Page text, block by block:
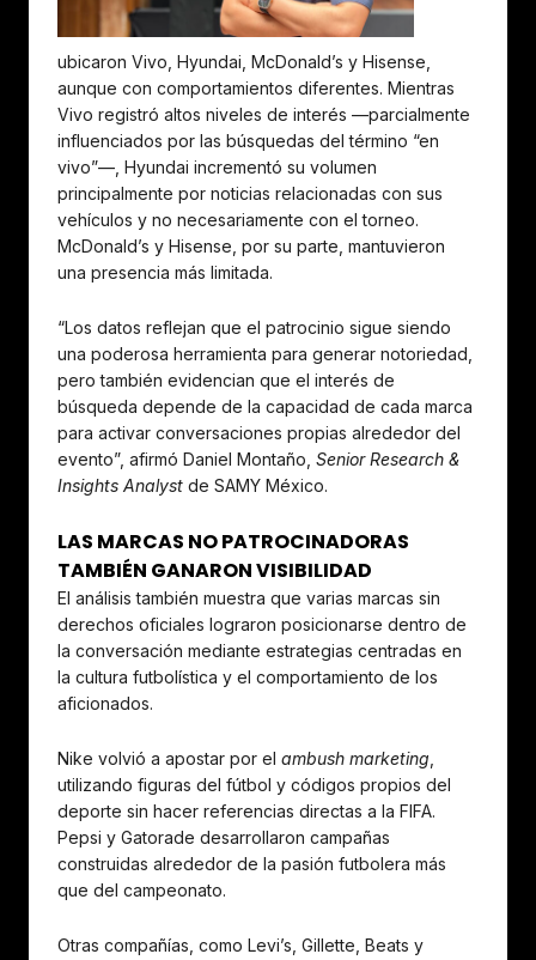
ubicaron Vivo, Hyundai, McDonald’s y Hisense,
aunque con comportamientos diferentes. Mientras
Vivo registró altos niveles de interés —parcialmente
influenciados por las búsquedas del término “en
vivo”—, Hyundai incrementó su volumen
principalmente por noticias relacionadas con sus
vehículos y no necesariamente con el torneo.
McDonald’s y Hisense, por su parte, mantuvieron
una presencia más limitada.
“Los datos reflejan que el patrocinio sigue siendo
una poderosa herramienta para generar notoriedad,
pero también evidencian que el interés de
búsqueda depende de la capacidad de cada marca
para activar conversaciones propias alrededor del
evento”, afirmó Daniel Montaño, Senior Research &
Insights Analyst de SAMY México.
LAS MARCAS NO PATROCINADORAS
TAMBIÉN GANARON VISIBILIDAD
El análisis también muestra que varias marcas sin
derechos oficiales lograron posicionarse dentro de
la conversación mediante estrategias centradas en
la cultura futbolística y el comportamiento de los
aficionados.
Nike volvió a apostar por el ambush marketing
utilizando figuras del fútbol y códigos propios del
deporte sin hacer referencias directas a la FIFA.
Pepsi y Gatorade desarrollaron campañas
construidas alrededor de la pasión futbolera más
que del campeonato.
Otras compañías, como Levi’s, Gillette, Beats y